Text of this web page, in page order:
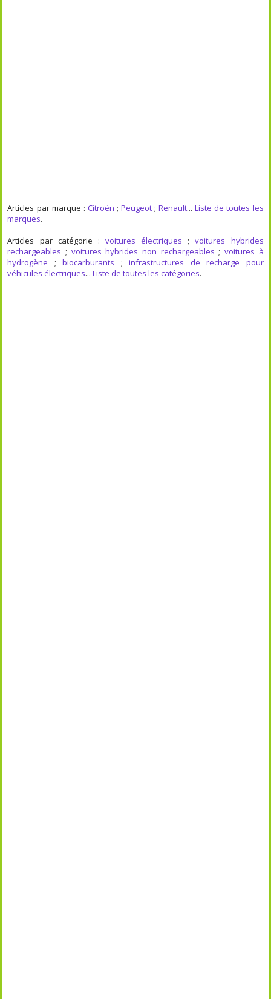
Articles par marque : Citroën ; Peugeot ;Renault...Liste de toutes les
marques.
Articles par catégorie : voitures électriques ;voitures hybrides
rechargeables ; voitures hybrides non rechargeables ; voitures à
hydrogène ;biocarburants ;infrastructures de recharge pour
véhicules électriques...Liste de toutes les catégories.